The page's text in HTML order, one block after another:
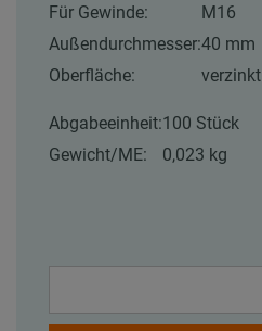
Für Gewinde:
M16
Außendurchmesser:40 mm
Oberfläche:
verzinkt
Abgabeeinheit:100 Stück
Gewicht/ME:
0,023 kg